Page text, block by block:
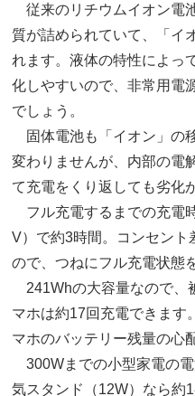
従来のリチウムイオン電
質が詰められていて、「イ
れます。液体の特性によっ
化しやすいので、非常用電
でしょう。
固体電池も「イオン」の
変わりませんが、内部の電
て充電をくり返しても劣化
フル充電するまでの充電
V）で約3時間。コンセント
ので、つねにフル充電状態
241Whの大容量なので、
マホは約17回充電できます
マホのバッテリー残量の心
300Wまでの小型家電の
気スタンド（12W）なら約